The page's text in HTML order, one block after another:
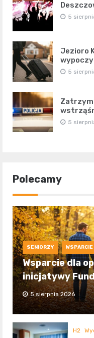
5
Jezioro
5
5
Polecamy
SENIORZY WSPARCIE
Wsparcie dla
inicjatywy
5 sierpnia 2026
H2